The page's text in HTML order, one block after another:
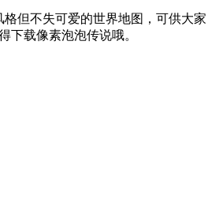
但不失可爱的世界地图，可供大家
下载像素泡泡传说哦。